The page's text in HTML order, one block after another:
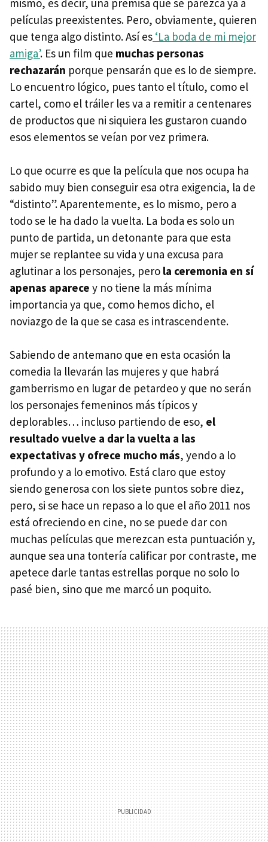
películas preexistentes. Pero, obviamente, quieren
que tenga algo distinto. Así es ‘La boda de mi mejor
amiga’. Es un film que muchas personas
rechazarán porque pensarán que es lo de siempre.
Lo encuentro lógico, pues tanto el título, como el
cartel, como el tráiler les va a remitir a centenares
de productos que ni siquiera les gustaron cuando
esos elementos se veían por vez primera.
Lo que ocurre es que la película que nos ocupa ha
sabido muy bien conseguir esa otra exigencia, la de
“distinto”. Aparentemente, es lo mismo, pero a
todo se le ha dado la vuelta. La boda es solo un
punto de partida, un detonante para que esta
mujer se replantee su vida y una excusa para
aglutinar a los personajes, pero la ceremonia en sí
apenas aparece y no tiene la más mínima
importancia ya que, como hemos dicho, el
noviazgo de la que se casa es intrascendente.
Sabiendo de antemano que en esta ocasión la
comedia la llevarán las mujeres y que habrá
gamberrismo en lugar de petardeo y que no serán
los personajes femeninos más típicos y
deplorables… incluso partiendo de eso, el
resultado vuelve a dar la vuelta a las
expectativas y ofrece mucho más, yendo a lo
profundo y a lo emotivo. Está claro que estoy
siendo generosa con los siete puntos sobre diez,
pero, si se hace un repaso a lo que el año 2011 nos
está ofreciendo en cine, no se puede dar con
muchas películas que merezcan esta puntuación y,
aunque sea una tontería calificar por contraste, me
apetece darle tantas estrellas porque no solo lo
pasé bien, sino que me marcó un poquito.